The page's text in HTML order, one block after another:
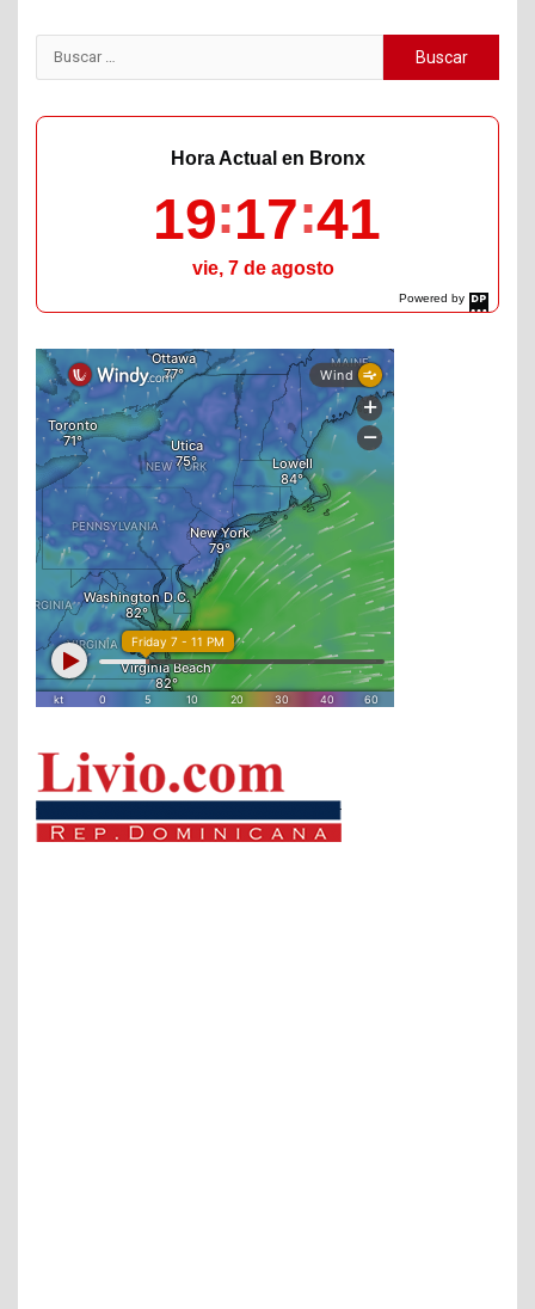
Buscar:
Powered by
DaysPedia.com
Hora Actual en Bronx
19 17 42
vie, 7 de agosto